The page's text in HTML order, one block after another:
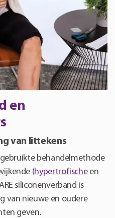
en
van littekens
behandelmethode
(hypertrofischeen
siliconenverband is
van nieuwe en oudere
geven.